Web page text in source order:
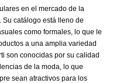
en el mercado de la
. Su catálogo está lleno de
como formales, lo que le
a una amplia variedad
son conocidas por su calidad
de la moda, lo que
sean atractivos para los